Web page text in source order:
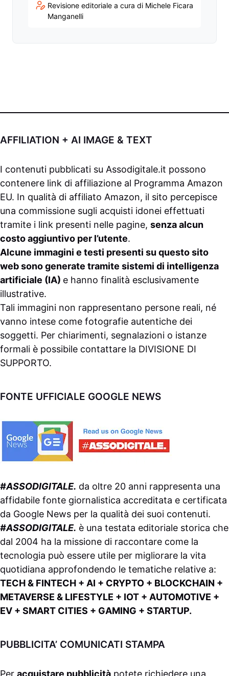
Revisione editoriale a cura di Michele Ficara
Manganelli
AFFILIATION + AI IMAGE & TEXT
I contenuti pubblicati su Assodigitale.it possono
contenere link di affiliazione al Programma Amazon
EU. In qualità di affiliato Amazon, il sito percepisce
una commissione sugli acquisti idonei effettuati
tramite i link presenti nelle pagine, senza alcun
costo aggiuntivo per l’utente.
Alcune immagini e testi presenti su questo sito
web sono generate tramite sistemi di intelligenza
artificiale (IA) e hanno finalità esclusivamente
illustrative.
Tali immagini non rappresentano persone reali, né
vanno intese come fotografie autentiche dei
soggetti. Per chiarimenti, segnalazioni o istanze
formali è possibile contattare la DIVISIONE DI
SUPPORTO.
FONTE UFFICIALE GOOGLE NEWS
#ASSODIGITALE. da oltre 20 anni rappresenta una
affidabile fonte giornalistica accreditata e certificata
da Google News per la qualità dei suoi contenuti.
#ASSODIGITALE. è una testata editoriale storica che
dal 2004 ha la missione di raccontare come la
tecnologia può essere utile per migliorare la vita
quotidiana approfondendo le tematiche relative a:
TECH & FINTECH + AI + CRYPTO + BLOCKCHAIN +
METAVERSE & LIFESTYLE + IOT + AUTOMOTIVE +
EV + SMART CITIES + GAMING + STARTUP.
PUBBLICITA’ COMUNICATI STAMPA
Per acquistare pubblicità potete richiedere una